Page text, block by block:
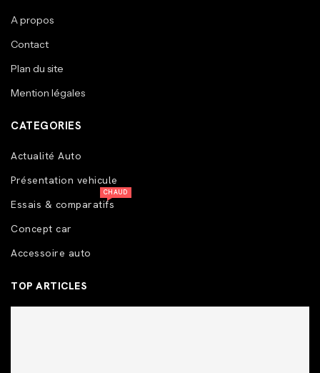
A propos
Contact
Plan du site
Mention légales
CATEGORIES
Actualité Auto
Présentation vehicule
Essais & comparatifs
CHAUD
Concept car
Accessoire auto
TOP ARTICLES